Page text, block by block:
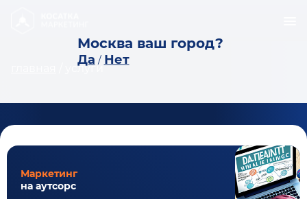
Москва ваш город?
Да / Нет
услуги
Маркетинг
на аутсорс